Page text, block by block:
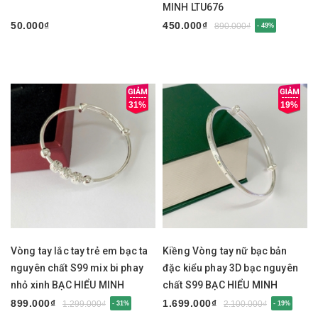
50.000₫
MINH LTU676
450.000₫
890.000₫ - 49%
31%
Vòng tay lắc tay trẻ em bạc ta
nguyên chất S99 mix bi phay
nhỏ xinh BẠC HIỂU MINH
LTE585
899.000₫ 1.299.000₫ - 31%
19%
Kiềng Vòng tay nữ bạc bản
đặc kiểu phay 3D bạc nguyên
chất S99 BẠC HIỂU MINH
LTU675
1.699.000₫ 2.100.000₫ - 19%